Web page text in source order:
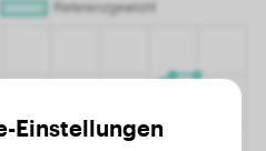
Einstellungen